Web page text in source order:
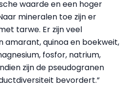
waarde en een hoger
mineralen toe zijn er
tarwe. Er zijn veel
amarant, quinoa en boekweit,
fosfor, natrium,
zijn de pseudogranen
bevordert.”